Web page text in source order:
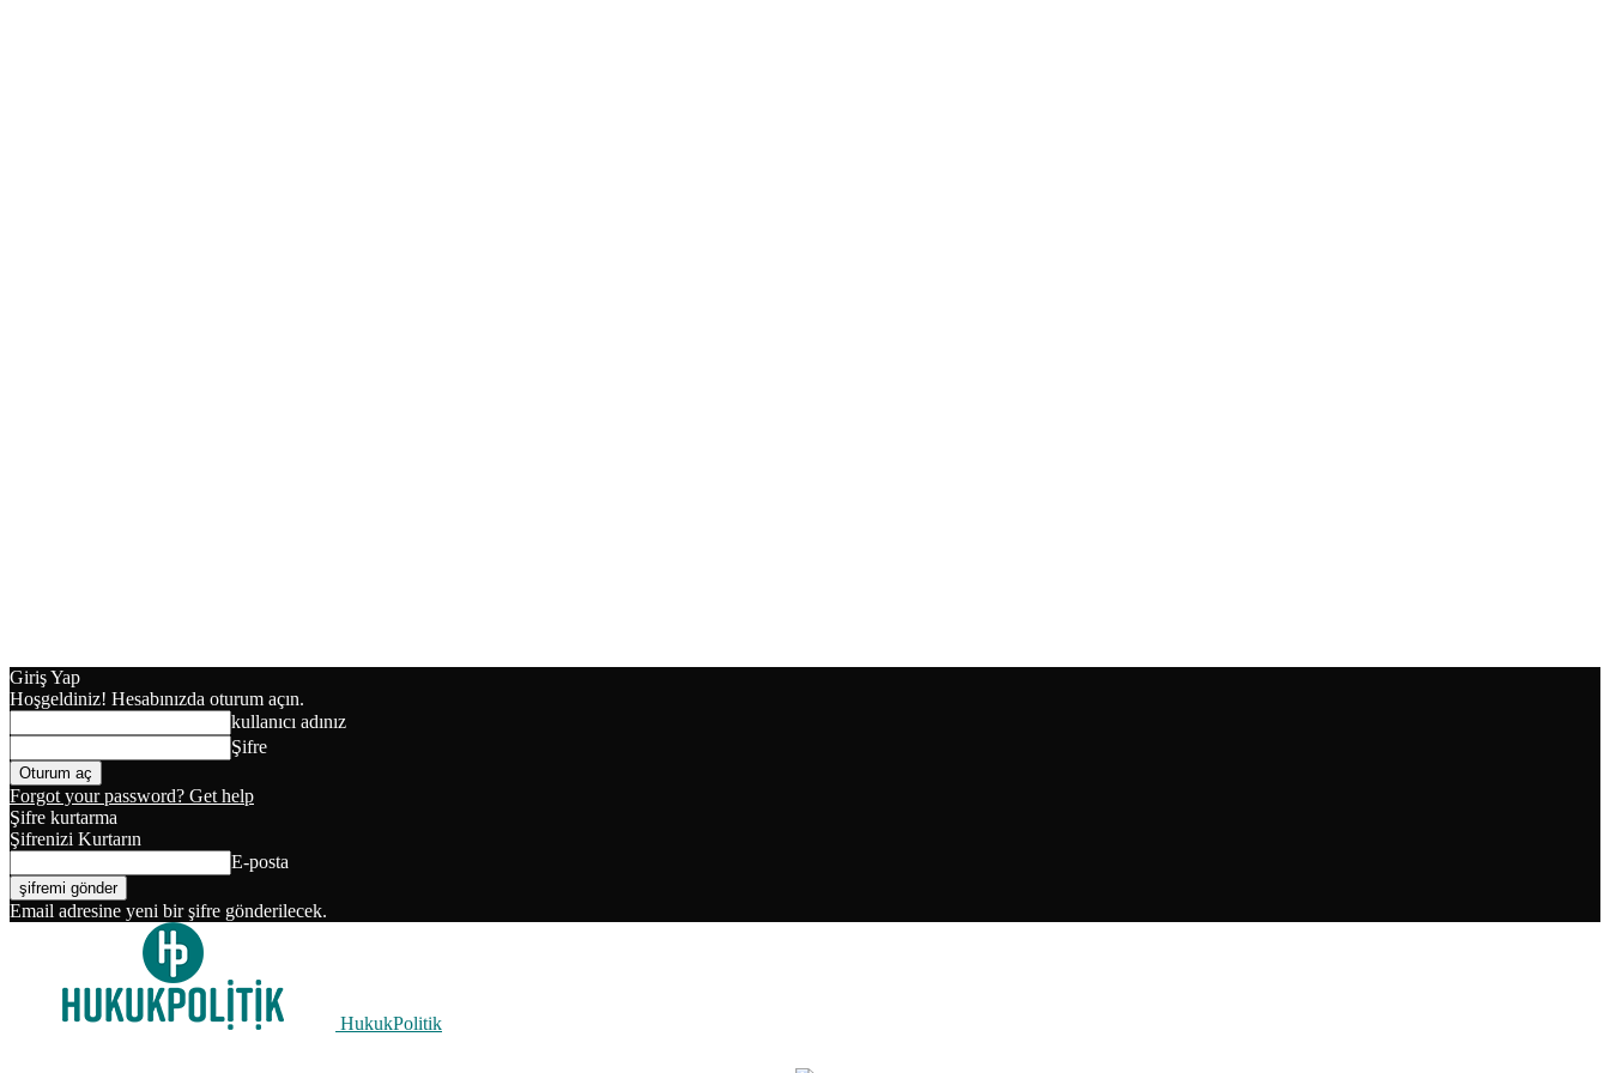
Giriş Yap
Hoşgeldiniz! Hesabınızda oturum açın.
kullanıcı adınız
Şifre
Forgot your password? Get help
Şifre kurtarma
Şifrenizi Kurtarın
E-posta
Email adresine yeni bir şifre gönderilecek.
HukukPolitik